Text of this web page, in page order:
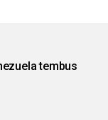
tembus